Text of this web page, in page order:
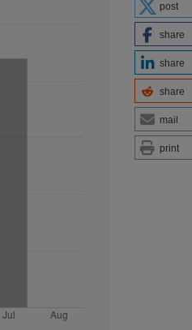
post
share
share
share
mail
print